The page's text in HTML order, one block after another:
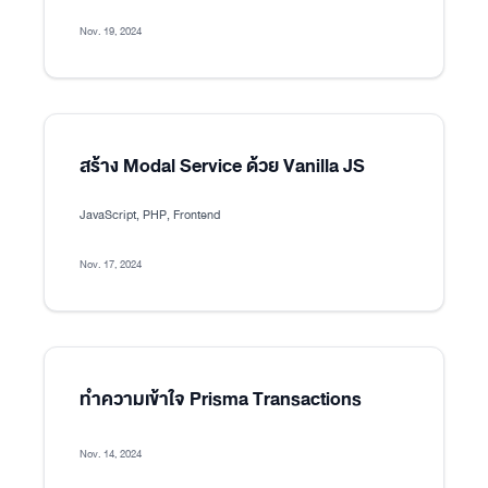
Nov. 19, 2024
สร้าง Modal Service ด้วย Vanilla JS
JavaScript, PHP, Frontend
Nov. 17, 2024
ทำความเข้าใจ Prisma Transactions
Nov. 14, 2024